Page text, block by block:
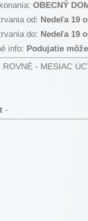
OBECNÝ
od: Nedeľa 19
do: Nedeľa 19
info: Podujatie
ROVNÉ - MESIAC
-